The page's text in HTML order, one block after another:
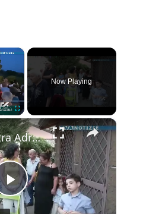
×
Fullscreen
Now Playing
×
Play
Alle Vigne, tra Adrano e Biancavilla, celebrazioni in onore della Madonna della Salute concluse dome